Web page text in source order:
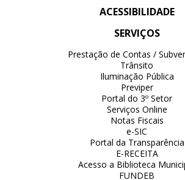
ACESSIBILIDADE
SERVIÇOS
Prestação de Contas /
Trânsito
Iluminação Pública
Previper
Portal do 3º Setor
Serviços Online
Notas Fiscais
e-SIC
Portal da Transparência
E-RECEITA
Acesso a Biblioteca
FUNDEB